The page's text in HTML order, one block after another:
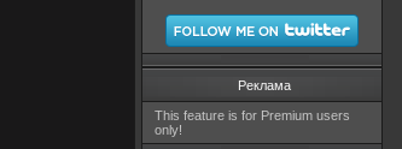
Реклама
This feature is for Premium users
only!